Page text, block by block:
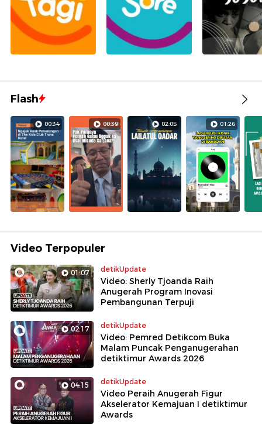
Flash
00:34 00:39 02:05 01:26
Video Terpopuler
01:07 detikUpdate
Video: Sherly Tjoanda Raih
Anugerah Program Inovasi
Pembangunan Terpuji
02:17 detikUpdate
Video: Pemred Detikcom Buka
Malam Puncak Penganugerahan
detiktimur Awards 2026
04:15 detikUpdate
Video Peraih Anugerah Figur
Akselerator Kemajuan I detiktimur
Awards